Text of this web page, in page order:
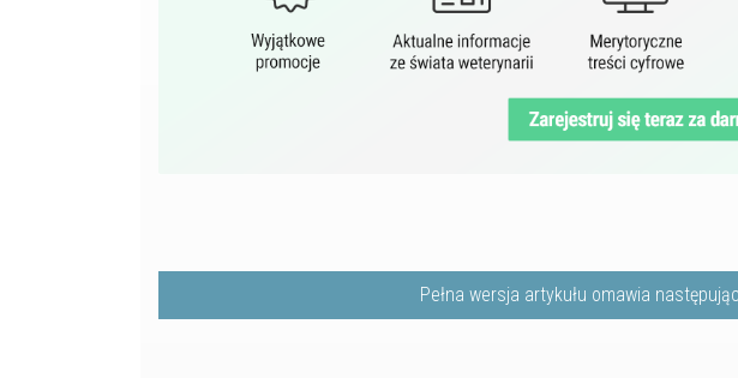
Pełna wersja artykułu omawia